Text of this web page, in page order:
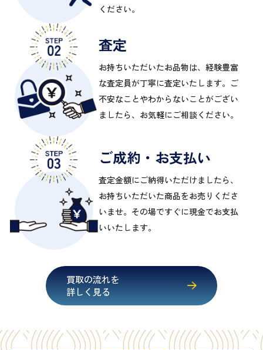
ください。
査定
お持ちいただいたお品物は、経験豊富
な査定員が丁寧に査定いたします。ご
不安なことやわからないことがござい
ましたら、お気軽にご相談ください。
ご成約・お支払い
査定金額にご納得いただけましたら、
お持ちいただいた商品をお売りくださ
いませ。その場ですぐに現金でお支払
いいたします。
買取の流れを
詳しく見る